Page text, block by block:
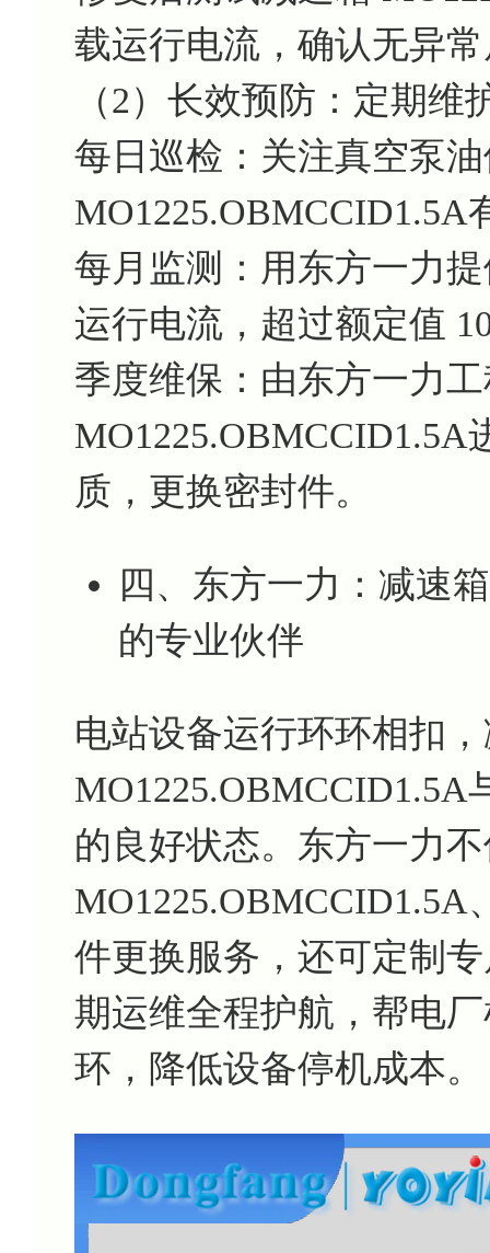
载运行电流，确认无异
（2）长效预防：定期维
每日巡检：关注真空泵
MO1225.OBMCCID1.5A
每月监测：用东方一力
运行电流，超过额定值
季度维保：由东方一力
质，更换密封件。
四、东方一力：减速
的专业伙伴
电站设备运行环环相扣
的良好状态。东方一力
MO1225.OBMCCID1.5A
件更换服务，还可定制
期运维全程护航，帮电
环，降低设备停机成本。